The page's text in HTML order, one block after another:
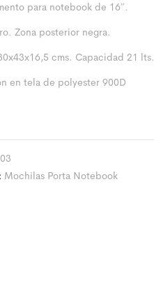
para notebook de 16″.
Zona posterior negra.
cms. Capacidad 21 lts.
en tela de polyester 900D
Mochilas Porta Notebook